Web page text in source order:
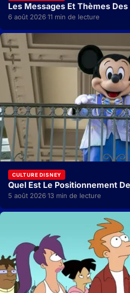
Les Messages Et Thèmes
6 août 2026·11 min de lecture
CULTURE DISNEY
Quel Est Le Positionnement
5 août 2026·13 min de lecture